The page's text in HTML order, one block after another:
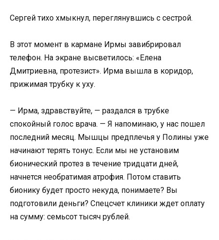
Сергей тихо хмыкнул, переглянувшись с сестрой.
В этот момент в кармане Ирмы завибрировал
телефон. На экране высветилось: «Елена
Дмитриевна, протезист». Ирма вышла в коридор,
прижимая трубку к уху.
— Ирма, здравствуйте, — раздался в трубке
спокойный голос врача. — Я напоминаю, у нас пошел
последний месяц. Мышцы предплечья у Полины уже
начинают терять тонус. Если мы не установим
бионический протез в течение тридцати дней,
начнется необратимая атрофия. Потом ставить
бионику будет просто некуда, понимаете? Вы
подготовили деньги? Спецсчет клиники ждет оплату
на сумму: семьсот тысяч рублей.